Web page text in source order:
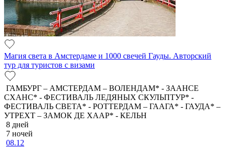
Магия света в Амстердаме и 1000 свечей Гауды. Авторский
тур для туристов с визами
ГАМБУРГ – АМСТЕРДАМ – ВОЛЕНДАМ* - ЗААНСЕ
СХАНС* - ФЕСТИВАЛЬ ЛЕДЯНЫХ СКУЛЬПТУР* -
ФЕСТИВАЛЬ СВЕТА* - РОТТЕРДАМ – ГААГА* - ГАУДА* –
УТРЕХТ – ЗАМОК ДЕ ХААР* - КЕЛЬН
8 дней
7 ночей
08.12